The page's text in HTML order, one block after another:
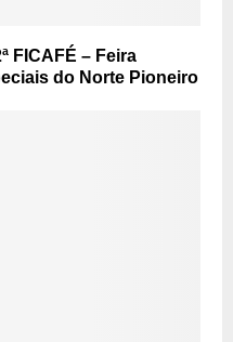
FICAFÉ – Feira
do Norte Pioneiro